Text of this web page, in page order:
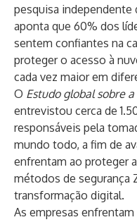
pesquisa
aponta que 60% dos
sentem confiantes na
proteger o acesso à
cada vez maior em
O Estudo global sobre
entrevistou cerca de
responsáveis pela
mundo todo, a fim de
enfrentam ao proteger
métodos de segurança
transformação digital.
As empresas